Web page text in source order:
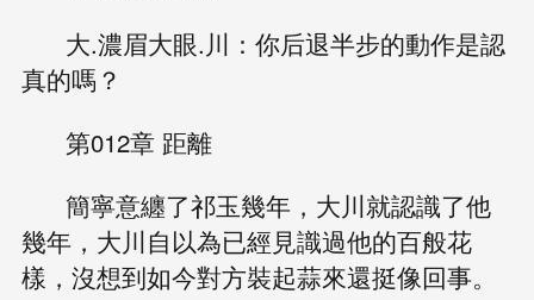
大.濃眉大眼.川：你后退半步的動作是認
真的嗎？
第012章 距離
簡寧意纏了祁玉幾年，大川就認識了他
幾年，大川自以為已經見識過他的百般花
樣，沒想到如今對方裝起蒜來還挺像回事。